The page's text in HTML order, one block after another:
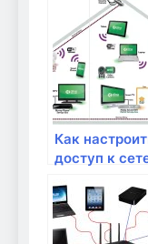
Как
доступ к
удаленному
доступу?